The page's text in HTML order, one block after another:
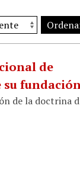
de
su
de la doctrina